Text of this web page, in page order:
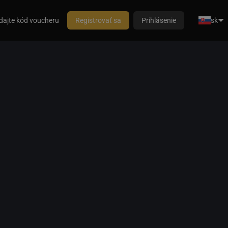
kód voucheru Registrovať sa Prihlásenie sk